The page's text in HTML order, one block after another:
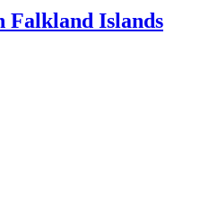
Falkland Islands